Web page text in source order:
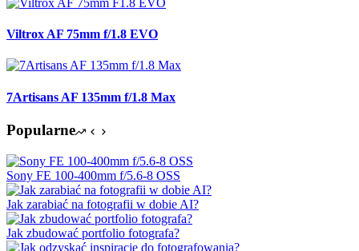
Viltrox AF 75mm f/1.8 EVO
7Artisans AF 135mm f/1.8 Max
Popularne
Sony FE 100-400mm f/5.6-8 OSS
Jak zarabiać na fotografii w dobie AI?
Jak zbudować portfolio fotografa?